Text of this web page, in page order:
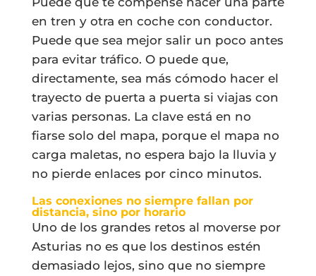
en tren y otra en coche con conductor.
Puede que sea mejor salir un poco antes
para evitar tráfico. O puede que,
directamente, sea más cómodo hacer el
trayecto de puerta a puerta si viajas con
varias personas. La clave está en no
fiarse solo del mapa, porque el mapa no
carga maletas, no espera bajo la lluvia y
no pierde enlaces por cinco minutos.
Las conexiones no siempre fallan por
distancia, sino por horario
Uno de los grandes retos al moverse por
Asturias no es que los destinos estén
demasiado lejos, sino que no siempre